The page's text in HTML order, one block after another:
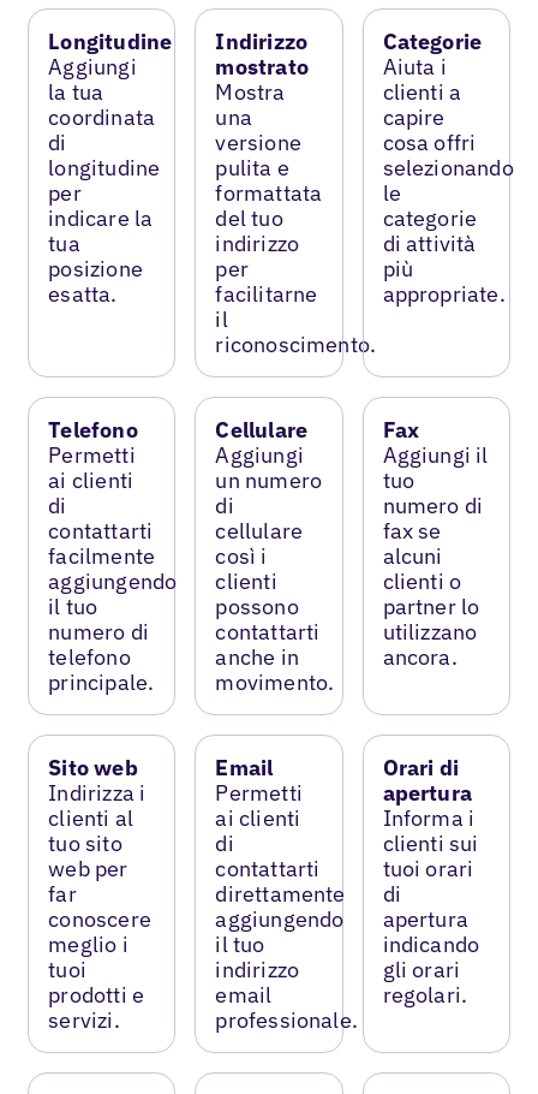
Longitudine
Aggiungi
la tua
coordinata
di
longitudine
per
indicare la
tua
posizione
esatta.
Indirizzo
mostrato
Mostra
una
versione
pulita e
formattata
del tuo
indirizzo
per
facilitarne
il
riconoscimento.
Categorie
Aiuta i
clienti a
capire
cosa offri
selezionando
le
categorie
di attività
più
appropriate.
Telefono
Permetti
ai clienti
di
contattarti
facilmente
aggiungendo
il tuo
numero di
telefono
principale.
Cellulare
Aggiungi
un numero
di
cellulare
così i
clienti
possono
contattarti
anche in
movimento.
Fax
Aggiungi il
tuo
numero di
fax se
alcuni
clienti o
partner lo
utilizzano
ancora.
Sito web
Indirizza i
clienti al
tuo sito
web per
far
conoscere
meglio i
tuoi
prodotti e
servizi.
Email
Permetti
ai clienti
di
contattarti
direttamente
aggiungendo
il tuo
indirizzo
email
professionale.
Orari di
apertura
Informa i
clienti sui
tuoi orari
di
apertura
indicando
gli orari
regolari.